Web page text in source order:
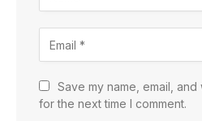
Save my name, email,
for the next time I comment.